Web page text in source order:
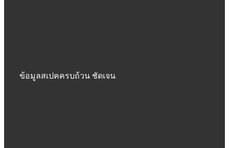
ข้อมูลสเปคครบถ้วน ชัดเจน